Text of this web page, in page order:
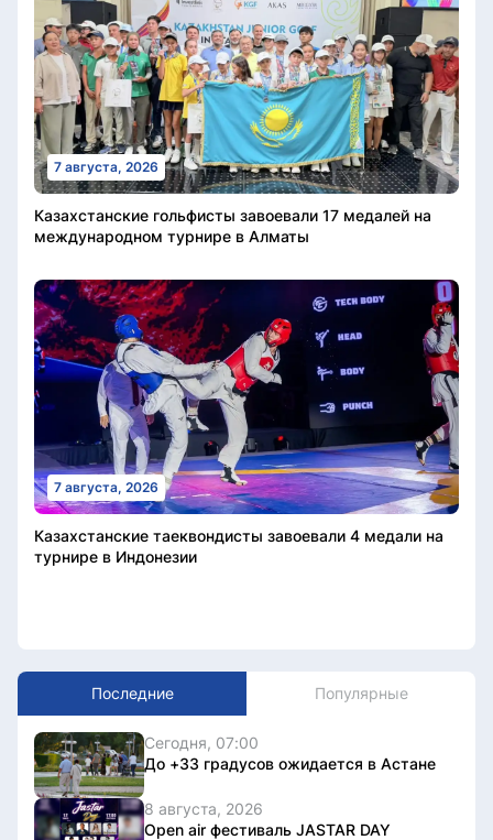
7 августа, 2026
Казахстанские гольфисты завоевали 17 медалей на
международном турнире в Алматы
7 августа, 2026
Казахстанские таеквондисты завоевали 4 медали на
турнире в Индонезии
Последние Популярные
Сегодня, 07:00
До +33 градусов ожидается в Астане
8 августа, 2026
Open air фестиваль JASTAR DAY